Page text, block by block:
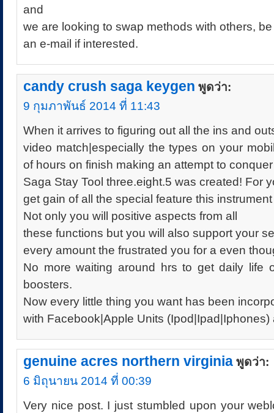
and
we are looking to swap methods with others,
an e-mail if interested.
candy crush saga keygen พูดว่า:
9 กุมภาพันธ์ 2014 ที่ 11:43
When it arrives to figuring out all the ins and
video match|especially the types on your
of hours on finish making an attempt to
Saga Stay Tool three.eight.5 was created! For
get gain of all the special feature this
Not only you will positive aspects from all
these functions but you will also support your
every amount the frustrated you for a even
No more waiting around hrs to get daily life
boosters.
Now every little thing you want has been
with Facebook|Apple Units
genuine acres northern virginia พูดว่า:
6 มิถุนายน 2014 ที่ 00:39
Very nice post. I just stumbled upon your